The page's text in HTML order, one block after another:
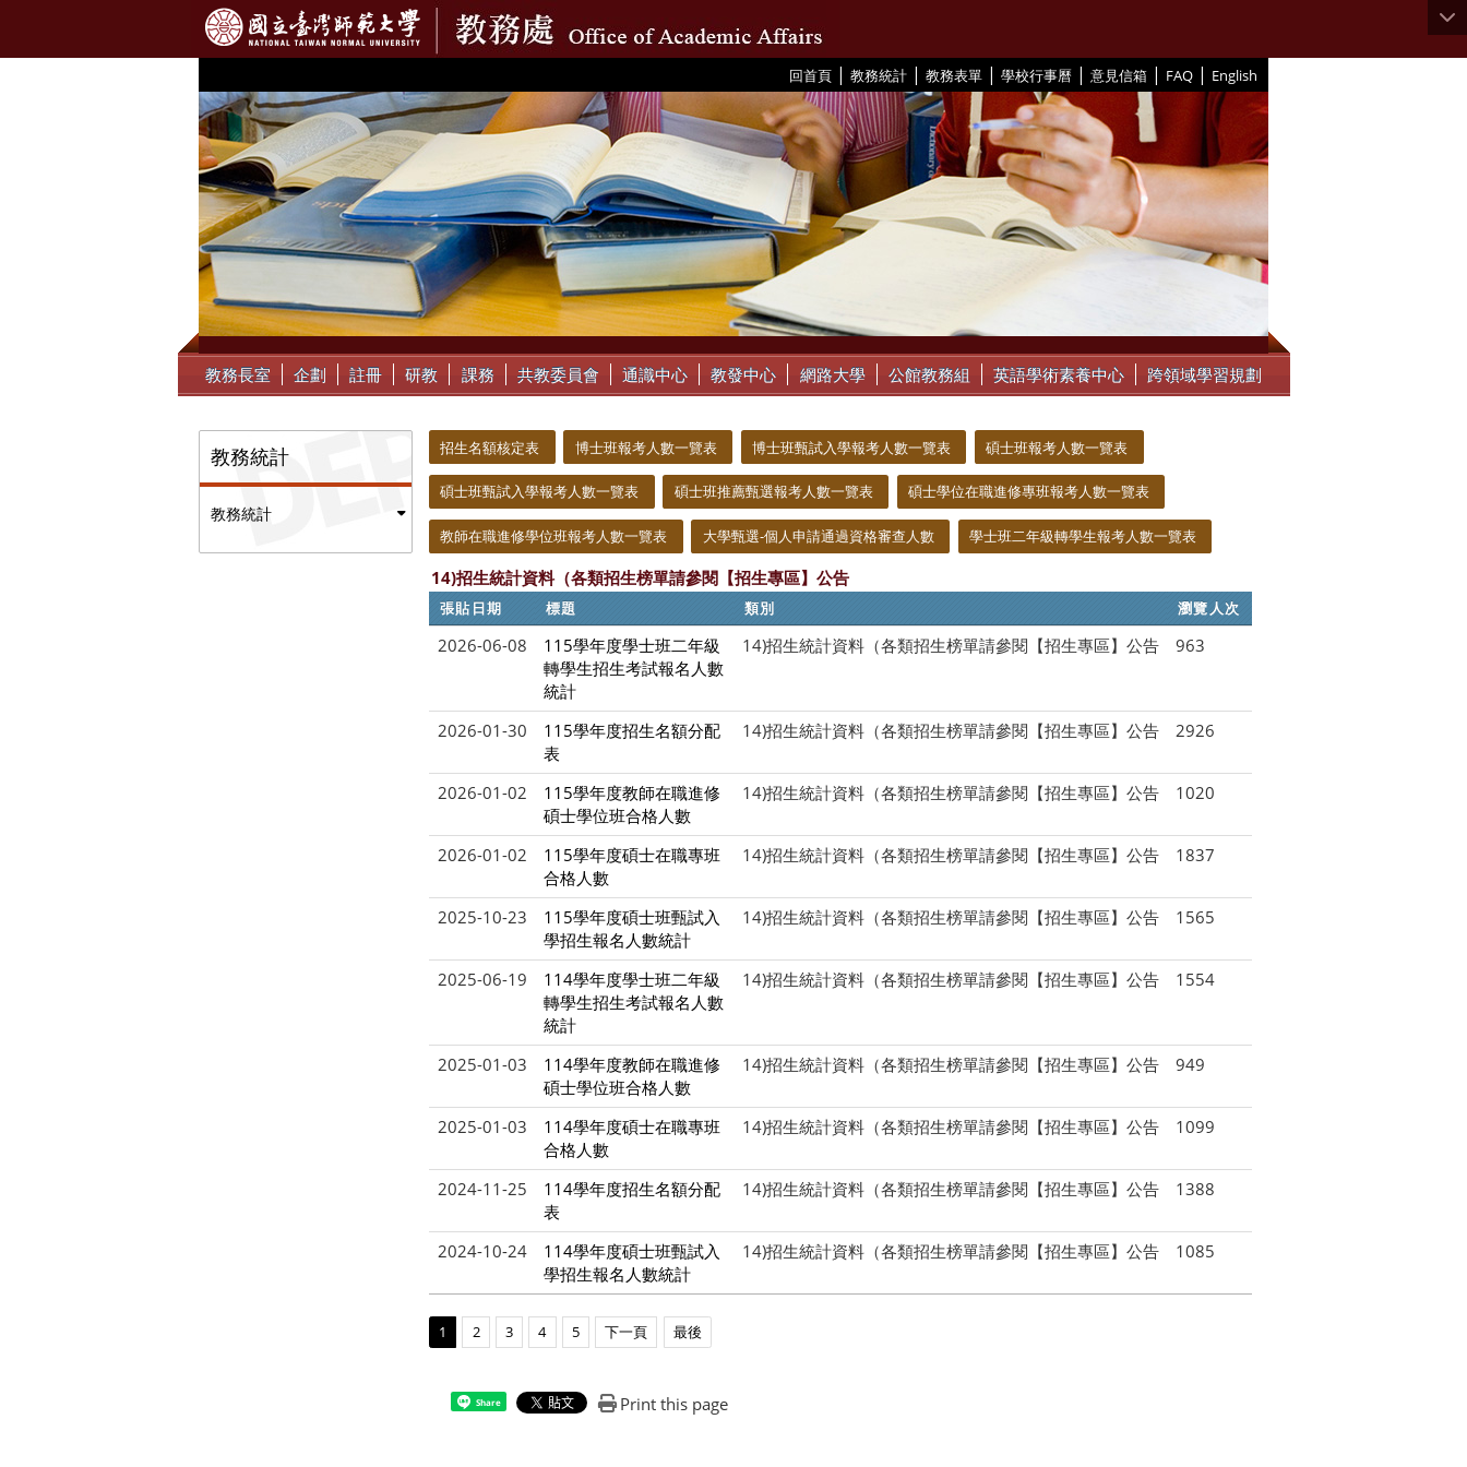
回首頁 | 教務統計 | 教務表單 | 學校行事曆 | 意見信箱 | FAQ | English
::: 教務長室 企劃 註冊 研教 課務 共教委員會 通識中心 教發中心 網路大學 公館教務組 英語學術素養中心 跨領域學習規劃
教務統計
教務統計
招生名額核定表 博士班報考人數一覽表 博士班甄試入學報考人數一覽表 碩士班報考人數一覽表
碩士班甄試入學報考人數一覽表 碩士班推薦甄選報考人數一覽表 碩士學位在職進修專班報考人數一覽表
教師在職進修學位班報考人數一覽表 大學甄選-個人申請通過資格審查人數 學士班二年級轉學生報考人數一覽表
14)招生統計資料（各類招生榜單請參閱【招生專區】公告
張貼日期 標題 類別 瀏覽人次
2026-06-08
115學年度學士班二年級
轉學生招生考試報名人數
統計
14)招生統計資料（各類招生榜單請參閱【招生專區】公告 963
2026-01-30
115學年度招生名額分配
表
14)招生統計資料（各類招生榜單請參閱【招生專區】公告 2926
2026-01-02
115學年度教師在職進修
碩士學位班合格人數
14)招生統計資料（各類招生榜單請參閱【招生專區】公告 1020
2026-01-02
115學年度碩士在職專班
合格人數
14)招生統計資料（各類招生榜單請參閱【招生專區】公告 1837
2025-10-23
115學年度碩士班甄試入
學招生報名人數統計
14)招生統計資料（各類招生榜單請參閱【招生專區】公告 1565
2025-06-19
114學年度學士班二年級
轉學生招生考試報名人數
統計
14)招生統計資料（各類招生榜單請參閱【招生專區】公告 1554
2025-01-03
114學年度教師在職進修
碩士學位班合格人數
14)招生統計資料（各類招生榜單請參閱【招生專區】公告 949
2025-01-03
114學年度碩士在職專班
合格人數
14)招生統計資料（各類招生榜單請參閱【招生專區】公告 1099
2024-11-25
114學年度招生名額分配
表
14)招生統計資料（各類招生榜單請參閱【招生專區】公告 1388
2024-10-24
114學年度碩士班甄試入
學招生報名人數統計
14)招生統計資料（各類招生榜單請參閱【招生專區】公告 1085
1 2 3 4 5 下一頁 最後
Share Print this page